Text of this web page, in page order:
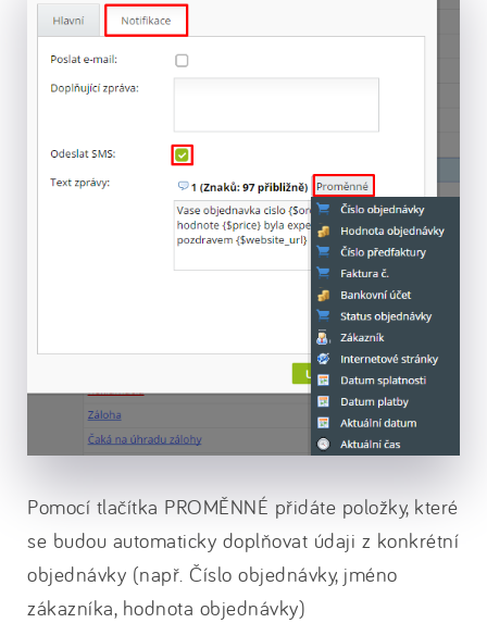
Pomocí tlačítka PROMĚNNÉ přidáte položky, které
se budou automaticky doplňovat údaji z konkrétní
objednávky (např. Číslo objednávky, jméno
zákazníka, hodnota objednávky)